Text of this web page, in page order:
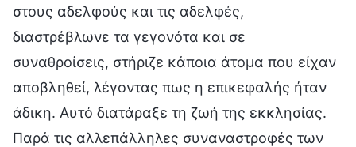
στους αδελφούς και τις αδελφές,
διαστρέβλωνε τα γεγονότα και σε
συναθροίσεις, στήριζε κάποια άτομα που είχαν
αποβληθεί, λέγοντας πως η επικεφαλής ήταν
άδικη. Αυτό διατάραξε τη ζωή της εκκλησίας.
Παρά τις αλλεπάλληλες συναναστροφές των